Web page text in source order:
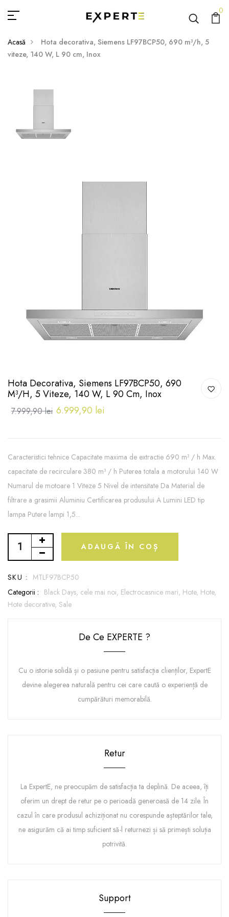
0
Acasă
Hota decorativa, Siemens LF97BCP50, 690 m³/h, 5
viteze, 140 W, L 90 cm, Inox
Hota Decorativa, Siemens LF97BCP50, 690
M³/h, 5 Viteze, 140 W, L 90 Cm, Inox
7.999,90 lei 6.999,90 lei
Caracteristici tehnice Capacitate maxima de extractie 690 m³ / h Max.
capacitate de recirculare 380 m³ / h Puterea totala a motorului 140 W
Numarul de motoare 1 Viteze 5 Nivel de intensitate Da Material de
filtrare a grasimii Aluminiu Certificarea produsului A Lumini LED tip
lampa Putere lampi 1,5...
ADAUGĂ ÎN COȘ
SKU : MTLF97BCP50
Categorii : Black Days, cele mai noi, Electrocasnice mari, Hote, Hote,
Hote decorative, Sale
De Ce EXPERTE ?
Cu o istorie solidă și o pasiune pentru satisfacția clienților, ExpertE
devine alegerea naturală pentru cei care caută o experiență de
cumpărături memorabilă.
Retur
La ExpertE, ne preocupăm de satisfacția ta deplină. De aceea, îți
oferim un drept de retur pe o perioadă generoasă de 14 zile. În
cazul în care produsul achiziționat nu corespunde așteptărilor tale,
ne asigurăm că ai timp suficient să-l returnezi și să primești soluția
potrivită.
Support